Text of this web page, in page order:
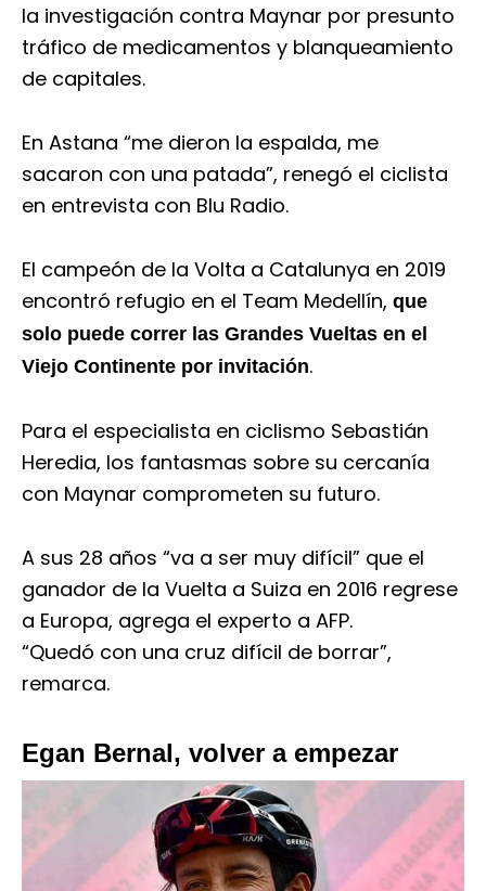
la investigación contra Maynar por presunto
tráfico de medicamentos y blanqueamiento
de capitales.
En Astana “me dieron la espalda, me
sacaron con una patada”, renegó el ciclista
en entrevista con Blu Radio.
El campeón de la Volta a Catalunya en 2019
encontró refugio en el Team Medellín, que
solo puede correr las Grandes Vueltas en el
Viejo Continente por invitación.
Para el especialista en ciclismo Sebastián
Heredia, los fantasmas sobre su cercanía
con Maynar comprometen su futuro.
A sus 28 años “va a ser muy difícil” que el
ganador de la Vuelta a Suiza en 2016 regrese
a Europa, agrega el experto a AFP.
“Quedó con una cruz difícil de borrar”,
remarca.
Egan Bernal, volver a empezar